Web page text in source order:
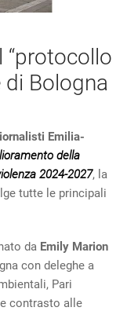
“protocollo
di Bologna
Emilia-
della
2024-2027, la
tutte le principali
da Emily Marion
con deleghe a
Pari
contrasto alle